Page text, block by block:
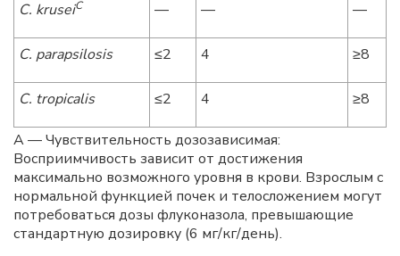
С. kruseiС — — —
С. parapsilosis ≤2 4 ≥8
С. tropicalis ≤2 4 ≥8
А — Чувствительность дозозависимая:
Восприимчивость зависит от достижения
максимально возможного уровня в крови. Взрослым с
нормальной функцией почек и телосложением могут
потребоваться дозы флуконазола, превышающие
стандартную дозировку (6 мг/кг/день).